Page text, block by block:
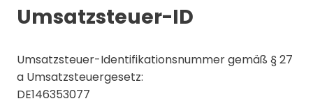
Umsatzsteuer-ID
Umsatzsteuer-Identifikationsnummer gemäß § 27
a Umsatzsteuergesetz:
DE146353077